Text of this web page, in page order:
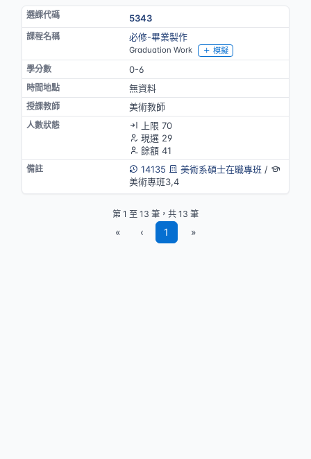
5343
必修-畢業製作
Graduation Work 模擬
0-6
無資料
美術教師
上限 70
現選 29
餘額 41
14135
美術系碩士在職專班/
美術專班3,4
第 1 至 13 筆，共 13 筆
« ‹ 1 »